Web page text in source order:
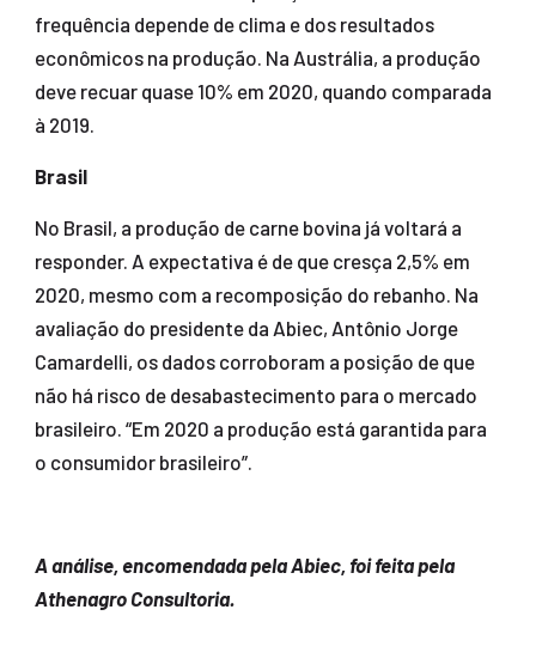
frequência depende de clima e dos resultados
econômicos na produção. Na Austrália, a produção
deve recuar quase 10% em 2020, quando comparada
à 2019.
Brasil
No Brasil, a produção de carne bovina já voltará a
responder. A expectativa é de que cresça 2,5% em
2020, mesmo com a recomposição do rebanho. Na
avaliação do presidente da Abiec, Antônio Jorge
Camardelli, os dados corroboram a posição de que
não há risco de desabastecimento para o mercado
brasileiro. “Em 2020 a produção está garantida para
o consumidor brasileiro”.
A análise, encomendada pela Abiec, foi feita pela
Athenagro Consultoria.